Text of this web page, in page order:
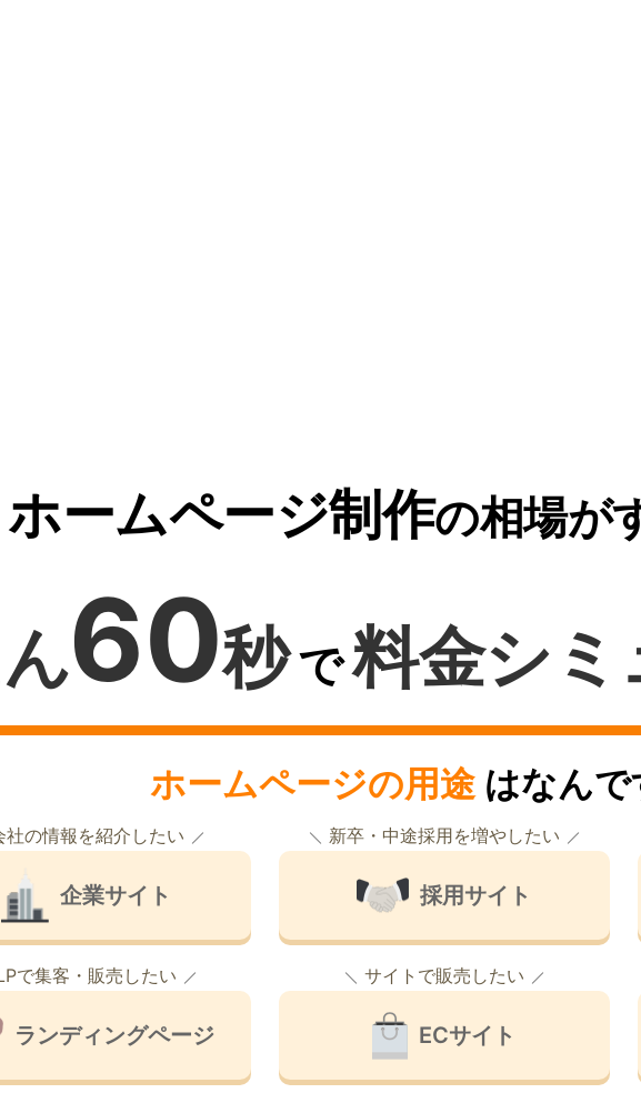
ホームページ制作の相場が
60秒で料金シミ
ホームページの用途はなんで
社の情報を紹介したい
企業サイト
新卒・中途採用を増やしたい
採用サイト
で集客・販売したい
ランディングページ
サイトで販売したい
ECサイト